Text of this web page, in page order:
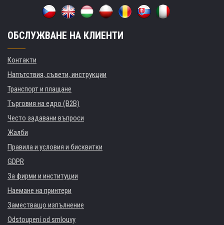
ОБСЛУЖВАНЕ НА КЛИЕНТИ
Контакти
Напътствия, съвети, инструкции
Транспорт и плащане
Търговия на едро (B2B)
Често задавани въпроси
Жалби
Правила и условия и бисквитки
GDPR
За фирми и институции
Наемане на принтери
Заместващо изпълнение
Odstoupení od smlouvy